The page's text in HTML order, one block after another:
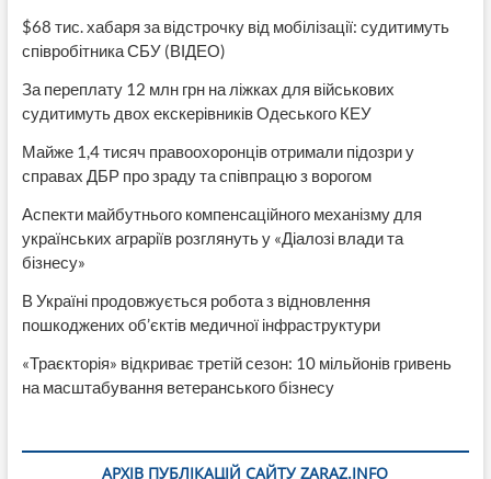
$68 тис. хабаря за відстрочку від мобілізації: судитимуть
співробітника СБУ (ВІДЕО)
За переплату 12 млн грн на ліжках для військових
судитимуть двох екскерівників Одеського КЕУ
Майже 1,4 тисяч правоохоронців отримали підозри у
справах ДБР про зраду та співпрацю з ворогом
Аспекти майбутнього компенсаційного механізму для
українських аграріїв розглянуть у «Діалозі влади та
бізнесу»
В Україні продовжується робота з відновлення
пошкоджених об’єктів медичної інфраструктури
«Траєкторія» відкриває третій сезон: 10 мільйонів гривень
на масштабування ветеранського бізнесу
АРХІВ ПУБЛІКАЦІЙ САЙТУ ZARAZ.INFO